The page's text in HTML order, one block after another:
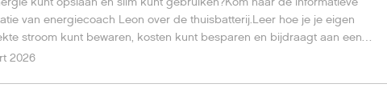
van energiecoach Leon over de thuisbatterij.Leer hoe je je eigen
stroom kunt bewaren, kosten kunt besparen en bijdraagt aan een
Nederland.
2026